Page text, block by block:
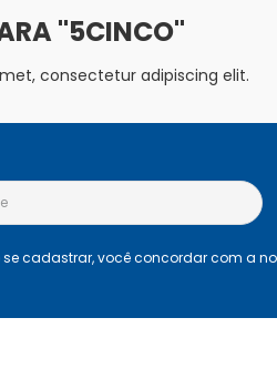
5CINCO
consectetur adipiscing elit.
se cadastrar, você concordar com a